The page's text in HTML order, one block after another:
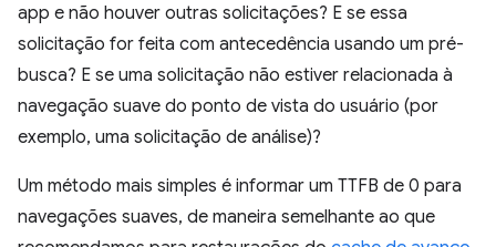
app e não houver outras solicitações? E se essa
solicitação for feita com antecedência usando um pré-
busca? E se uma solicitação não estiver relacionada à
navegação suave do ponto de vista do usuário (por
exemplo, uma solicitação de análise)?
Um método mais simples é informar um TTFB de 0 para
navegações suaves, de maneira semelhante ao que